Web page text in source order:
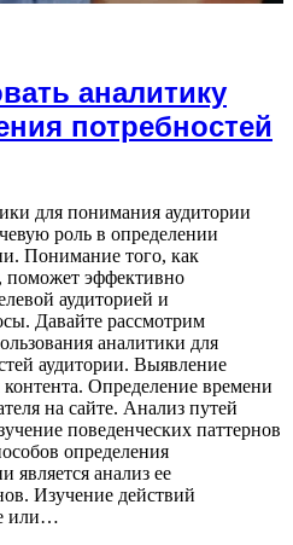
аналитику
потребностей
для понимания аудитории
роль в определении
Понимание того, как
поможет эффективно
аудиторией и
Давайте рассмотрим
аналитики для
аудитории. Выявление
Определение времени
на сайте. Анализ путей
поведенческих паттернов
определения
является анализ ее
Изучение действий
или…